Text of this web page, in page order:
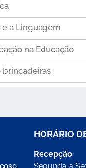
e a Linguagem
na Educação
brincadeiras
HORÁRIO
Recepção
Segunda a